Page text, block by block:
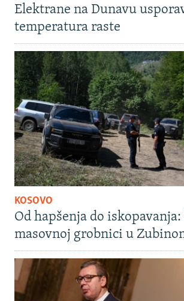
Elektrane na Dunavu
temperatura raste
KOSOVO
Od hapšenja do iskopavanja:
masovnoj grobnici u